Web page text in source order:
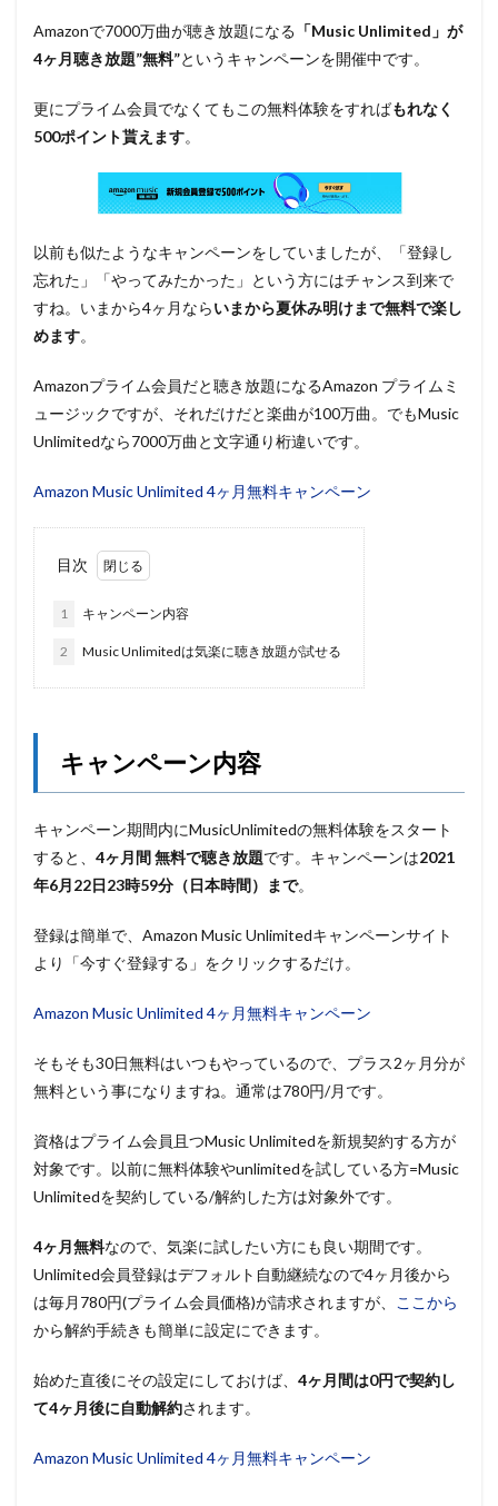
Amazonで7000万曲が聴き放題になる 「Music Unlimited」が
4ヶ月聴き放題”無料”というキャンペーンを開催中です。
更にプライム会員でなくてもこの無料体験をすればもれなく
500ポイント貰えます。
以前も似たようなキャンペーンをしていましたが、「登録し
忘れた」「やってみたかった」という方にはチャンス到来で
すね。いまから4ヶ月ならいまから夏休み明けまで無料で楽し
めます。
Amazonプライム会員だと聴き放題になるAmazon プライムミ
ュージックですが、それだけだと楽曲が100万曲。でもMusic
Unlimitedなら7000万曲と文字通り桁違いです。
Amazon Music Unlimited 4ヶ月無料キャンペーン
目次
1 キャンペーン内容
2 Music Unlimitedは気楽に聴き放題が試せる
キャンペーン内容
キャンペーン期間内にMusicUnlimitedの無料体験をスタート
すると、 4ヶ月間 無料で聴き放題です。キャンペーンは2021
年6月22日23時59分（日本時間）まで。
登録は簡単で、Amazon Music Unlimitedキャンペーンサイト
より「今すぐ登録する」をクリックするだけ。
Amazon Music Unlimited 4ヶ月無料キャンペーン
そもそも30日無料はいつもやっているので、プラス2ヶ月分が
無料という事になりますね。通常は780円/月です。
資格はプライム会員且つMusic Unlimitedを新規契約する方が
対象です。以前に無料体験やunlimitedを試している方=Music
Unlimitedを契約している/解約した方は対象外です。
4ヶ月無料なので、気楽に試したい方にも良い期間です。
Unlimited会員登録はデフォルト自動継続なので4ヶ月後から
は毎月780円(プライム会員価格)が請求されますが、
ここから
から解約手続きも簡単に設定にできます。
始めた直後にその設定にしておけば、 4ヶ月間は0円で契約し
て4ヶ月後に自動解約されます。
Amazon Music Unlimited 4ヶ月無料キャンペーン